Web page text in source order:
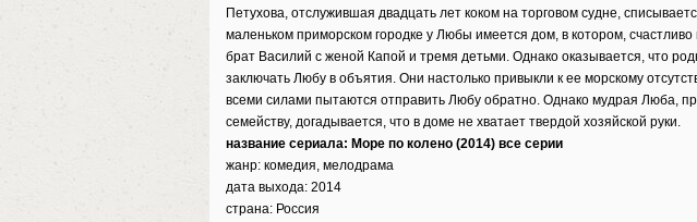
Петухова, отслужившая двадцать лет коком на торговом судне,
маленьком приморском городке у Любы имеется дом, в котором,
брат Василий с женой Капой и тремя детьми. Однако оказывается, что
заключать Любу в объятия. Они настолько привыкли к ее морскому
всеми силами пытаются отправить Любу обратно. Однако мудрая Люба,
семейству, догадывается, что в доме не хватает твердой хозяйской руки.
название сериала: Море по колено (2014) все серии
жанр: комедия, мелодрама
дата выхода: 2014
страна: Россия